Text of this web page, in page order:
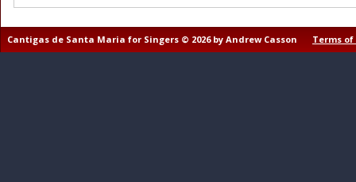
Cantigas de Santa Maria for Singers © 2026 by Andrew Casson Terms of